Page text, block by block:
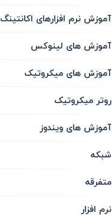
آموزش نرم افزارهای اکانتینگ
آموزش های لینوکس
آموزش های میکروتیک
روتر میکروتیک
آموزش های ویندوز
شبکه
متفرقه
نرم افزار